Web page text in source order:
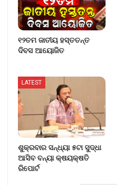
୧୨ତମ ଜାତୀୟ ହସ୍ତତନ୍ତ
ଦିବସ ଆୟୋଜିତ
LATEST
ଶୁକ୍ରବାର ସନ୍ଧ୍ୟା ୫ଟା ସୁଦ୍ଧା
ଆସିବ ବନ୍ୟା କ୍ଷୟକ୍ଷତି
ରିପୋର୍ଟ